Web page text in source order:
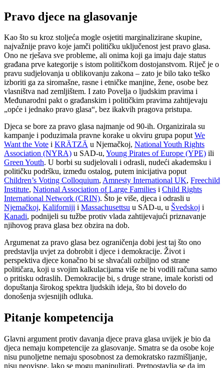
Pravo djece na glasovanje
Kao što su kroz stoljeća mogle osjetiti marginalizirane skupine,
najvažnije pravo koje jamči političku uključenost jest pravo glasa.
Ono ne rješava sve probleme, ali onima koji ga imaju daje status
građana prve kategorije s istom političkom dostojanstvom. Riječ je o
pravu sudjelovanja u oblikovanju zakona – zato je bilo tako teško
izboriti ga za siromašne, rasne i etničke manjine, žene, osobe bez
vlasništva nad zemljištem. I zato Povelja o ljudskim pravima i
Međunarodni pakt o građanskim i političkim pravima zahtijevaju
„opće i jednako pravo glasa“, bez ikakvih pragova pristupa.
Djeca se bore za pravo glasa najmanje od 90-ih. Organizirala su
kampanje i poduzimala pravne korake u okviru grupa poputWe
Want the Vote i KRÄTZÄ u Njemačkoj, National Youth Rights
Association (NYRA) u SAD-u, Young Pirates of Europe (YPE) ili
Green Youth. U borbi su sudjelovali i odrasli, nudeći akademsku i
političku podršku, između ostalog, putem inicijativa poput
Children’s Voting Colloquium, Amnesty International UK, Freechild
Institute, National Association of Large Families i Child Rights
International Network (CRIN). Što je više, djeca i odrasli u
Njemačkoj, Kaliforniji i Massachusettsu u SAD-u, u Švedskoj i
Kanadi, podnijeli su tužbe protiv vlada zahtijevajući priznavanje
njihovog prava glasa bez obzira na dob.
Argumenat za pravo glasa bez ograničenja dobi jest taj što ono
predstavlja uvjet za dobrobit i djece i demokracije. Život i
perspektiva djece konačno bi se shvaćali ozbiljno od strane
političara, koji u svojim kalkulacijama više ne bi vodili računa samo
o pritisku odraslih. Demokracije bi, s druge strane, imale koristi od
dopuštanja širokog spektra ljudskih ideja, što bi dovelo do
donošenja svjesnijih odluka.
Pitanje kompetencija
Glavni argument protiv davanja djece prava glasa uvijek je bio da
djeca nemaju kompetencije za glasovanje. Smatra se da osobe koje
nisu punoljetne nemaju sposobnost za demokratsko razmišljanje,
nisu neovisne, lako se mogu manipulirati. Pretpostavlja se da im